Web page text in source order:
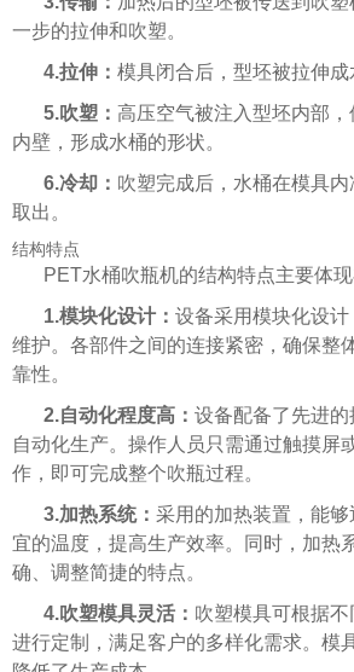
一步的拉伸和吹塑。
4.拉伸： 模具闭合后，型坯被拉伸成
5.吹塑： 高压空气被注入型坯内部
内壁，形成水桶的形状。
6.冷却： 吹塑完成后，水桶在模具
取出。
结构特点
PET水桶吹瓶机的结构特点主要体
1.模块化设计： 设备采用模块化设
维护。各部件之间的连接紧密，确保整
靠性。
2.自动化程度高： 设备配备了先进
自动化生产。操作人员只需通过触摸屏
作，即可完成整个吹瓶过程。
3.加热系统： 采用的加热装置，能
宜的温度，提高生产效率。同时，加热
确、调整简捷的特点。
4.吹塑模具灵活： 吹塑模具可根据
进行定制，满足客户的多样化需求。模